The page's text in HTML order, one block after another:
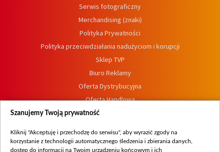
Serwis fotograficzny
Merchandising (znaki)
Polityka Prywatności
Polityka przeciwdziałania nadużyciom i korupcji
Sklep TVP
Biuro Reklamy
Oferta Dystrybucyjna
Oferta Handlowa
Dostępność
Procedura zgłoszeń wewnętrznych
Szanujemy Twoją prywatność
Kliknij "Akceptuję i przechodzę do serwisu", aby wyrazić zgody na
korzystanie z technologii automatycznego śledzenia i zbierania danych,
dostęp do informacji na Twoim urządzeniu końcowym i ich